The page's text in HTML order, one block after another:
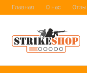
Главная О нас